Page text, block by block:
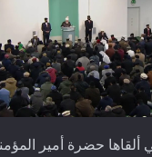
حضرة أمير